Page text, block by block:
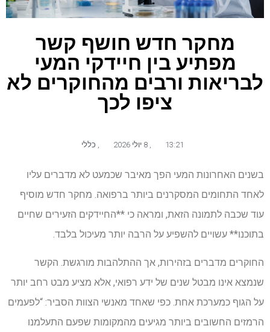
מחקר חדש חושף קשר
מפתיע בין חיידקי המעי
לבריאות ורבים מהחוקרים לא
ציפו לכך
13:21 כללי
בשנים האחרונות המעי הפך מאיבר שכמעט לא מדברים עליו
לאחד התחומים המסקרנים ביותר ברפואה. מחקר חדש מוסיף
עוד שכבה לתמונה הזאת, ומראה כי **החיידקים הזעירים שחיים
בתוכנו** עשויים להשפיע על הרבה יותר מעיכול בלבד.
החוקרים מדברים בזהירות, אך ההתלהבות מורגשת. הקשר
שנמצא אינו מבטל שנים של ידע רפואי, אלא מציע מבט רחב יותר
על הגוף כמערכת אחת. כפי שאחד מאנשי הצוות הסביר: “לפעמים
הרמזים החשובים ביותר מגיעים מהמקומות שפעם התעלמנו